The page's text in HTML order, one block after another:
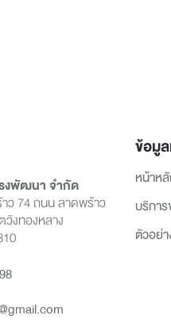
งพัฒนา จำกัด
ว 74 ถนน ลาดพร้าว
วังทองหลาง
ข้อมู
หน้าห
บริการ
ตัวอย่